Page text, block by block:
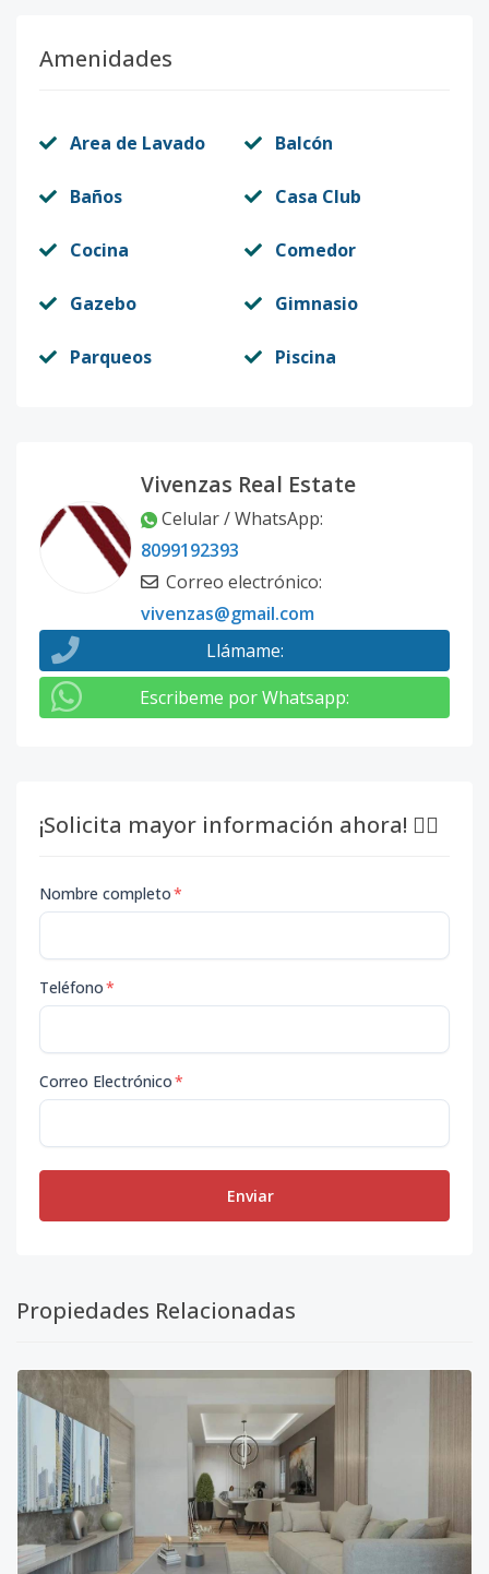
Amenidades
Area de Lavado Balcón
Baños Casa Club
Cocina Comedor
Gazebo Gimnasio
Parqueos Piscina
Vivenzas Real Estate
Celular / WhatsApp:
8099192393
Correo electrónico:
vivenzas@gmail.com
Llámame:
Escribeme por Whatsapp:
¡Solicita mayor información ahora! 👇🏽
Nombre completo*
Teléfono*
Correo Electrónico*
Enviar
Propiedades Relacionadas